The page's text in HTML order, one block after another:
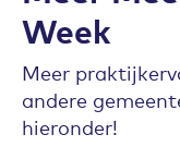
Week
Meer
andere
hieronder!